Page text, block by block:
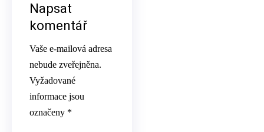
Napsat
komentář
Vaše e-mailová adresa
nebude zveřejněna.
Vyžadované
informace jsou
označeny *